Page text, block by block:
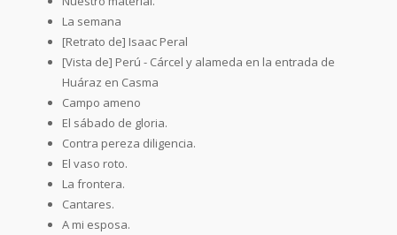
La semana
[Retrato de] Isaac Peral
[Vista de] Perú - Cárcel y alameda en la entrada de
Huáraz en Casma
Campo ameno
El sábado de gloria.
Contra pereza diligencia.
El vaso roto.
La frontera.
Cantares.
A mi esposa.